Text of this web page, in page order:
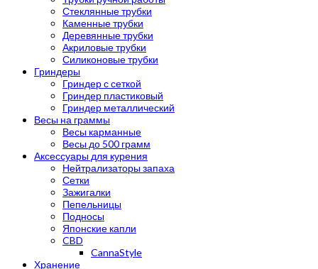
Стеклянные трубки
Каменные трубки
Деревянные трубки
Акриловые трубки
Силиконовые трубки
Гриндеры
Гриндер с сеткой
Гриндер пластиковый
Гриндер металлический
Весы на граммы
Весы карманные
Весы до 500 грамм
Аксессуары для курения
Нейтрализаторы запаха
Сетки
Зажигалки
Пепельницы
Подносы
Японские капли
CBD
CannaStyle
Хранение